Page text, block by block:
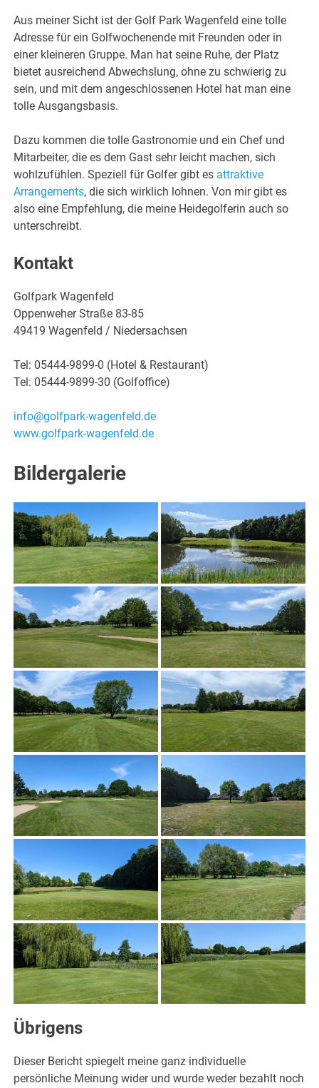
Aus meiner Sicht ist der Golf Park Wagenfeld eine tolle
Adresse für ein Golfwochenende mit Freunden oder in
einer kleineren Gruppe. Man hat seine Ruhe, der Platz
bietet ausreichend Abwechslung, ohne zu schwierig zu
sein, und mit dem angeschlossenen Hotel hat man eine
tolle Ausgangsbasis.
Dazu kommen die tolle Gastronomie und ein Chef und
Mitarbeiter, die es dem Gast sehr leicht machen, sich
wohlzufühlen. Speziell für Golfer gibt es attraktive
Arrangements, die sich wirklich lohnen. Von mir gibt es
also eine Empfehlung, die meine Heidegolferin auch so
unterschreibt.
Kontakt
Golfpark Wagenfeld
Oppenweher Straße 83-85
49419 Wagenfeld / Niedersachsen
Tel: 05444-9899-0 (Hotel & Restaurant)
Tel: 05444-9899-30 (Golfoffice)
info@golfpark-wagenfeld.de
www.golfpark-wagenfeld.de
Bildergalerie
Übrigens
Dieser Bericht spiegelt meine ganz individuelle
persönliche Meinung wider und wurde weder bezahlt noch